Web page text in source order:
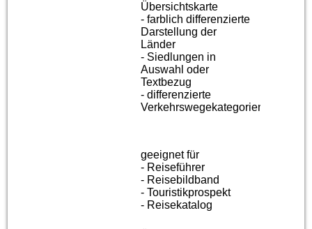
Übersichtskarte
- farblich differenzierte
Darstellung der
Länder
- Siedlungen in
Auswahl oder
Textbezug
- differenzierte
Verkehrswegekategorien
geeignet für
- Reiseführer
- Reisebildband
- Touristikprospekt
- Reisekatalog